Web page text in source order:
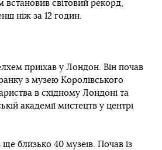
світовий рекорд,
ніж за 12 годин.
приїхав у Лондон. Він почав
з музею Королівського
в східному Лондоні та
академії мистецтв у центрі
ще близько 40 музеїв. Почав із